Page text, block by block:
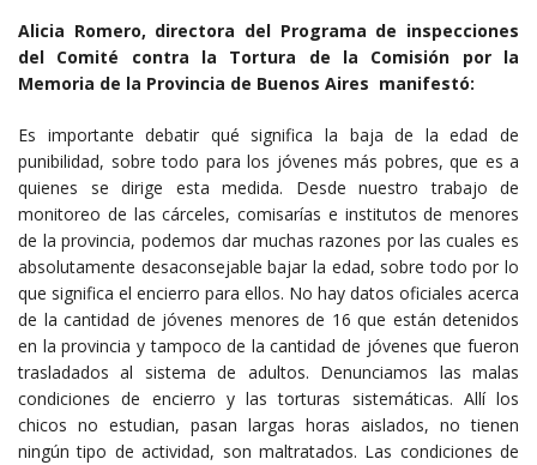
Alicia Romero, directora del Programa de inspecciones
del Comité contra la Tortura de la Comisión por la
Memoria de la Provincia de Buenos Aires manifestó:
Es importante debatir qué significa la baja de la edad de
punibilidad, sobre todo para los jóvenes más pobres, que es a
quienes se dirige esta medida. Desde nuestro trabajo de
monitoreo de las cárceles, comisarías e institutos de menores
de la provincia, podemos dar muchas razones por las cuales es
absolutamente desaconsejable bajar la edad, sobre todo por lo
que significa el encierro para ellos. No hay datos oficiales acerca
de la cantidad de jóvenes menores de 16 que están detenidos
en la provincia y tampoco de la cantidad de jóvenes que fueron
trasladados al sistema de adultos. Denunciamos las malas
condiciones de encierro y las torturas sistemáticas. Allí los
chicos no estudian, pasan largas horas aislados, no tienen
ningún tipo de actividad, son maltratados. Las condiciones de